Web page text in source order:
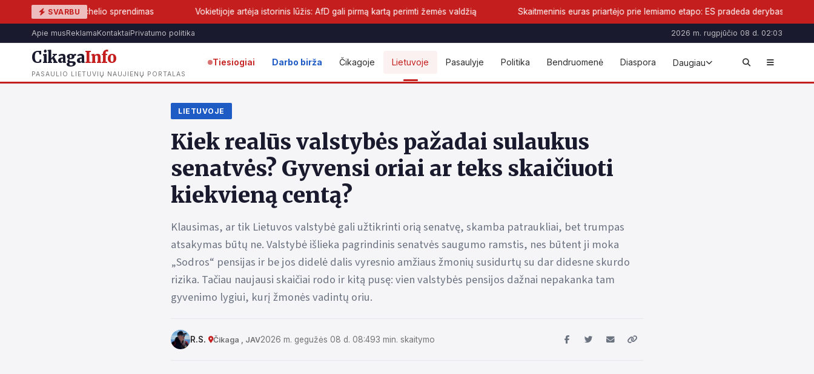
SVARBU
sprendimas Vokietijoje artėja istorinis lūžis: AfD gali pirmą kartą perimti žemės valdžią Skaitmeninis euras priartėjo prie lemiamo etapo: ES pradeda derybas dėl naujos pinigų formos
Apie musReklamaKontaktaiPrivatumo politika 2026 m. rugpjūčio 08 d. 02:03
CikagaInfo
PASAULIO LIETUVIŲ NAUJIENŲ PORTALAS
Tiesiogiai Darbo birža Čikagoje Lietuvoje Pasaulyje Politika Bendruomenė Diaspora Daugiau
LIETUVOJE
Kiek realūs valstybės pažadai sulaukus
senatvės? Gyvensi oriai ar teks skaičiuoti
kiekvieną centą?
Klausimas, ar tik Lietuvos valstybė gali užtikrinti orią senatvę, skamba patraukliai, bet trumpas
atsakymas būtų ne. Valstybė išlieka pagrindinis senatvės saugumo ramstis, nes būtent ji moka
„Sodros“ pensijas ir be jos didelė dalis vyresnio amžiaus žmonių susidurtų su dar didesne skurdo
rizika. Tačiau naujausi skaičiai rodo ir kitą pusę: vien valstybės pensijos dažnai nepakanka tam
gyvenimo lygiui, kurį žmonės vadintų oriu.
R.S. Čikaga , JAV2026 m. gegužės 08 d. 08:493 min. skaitymo